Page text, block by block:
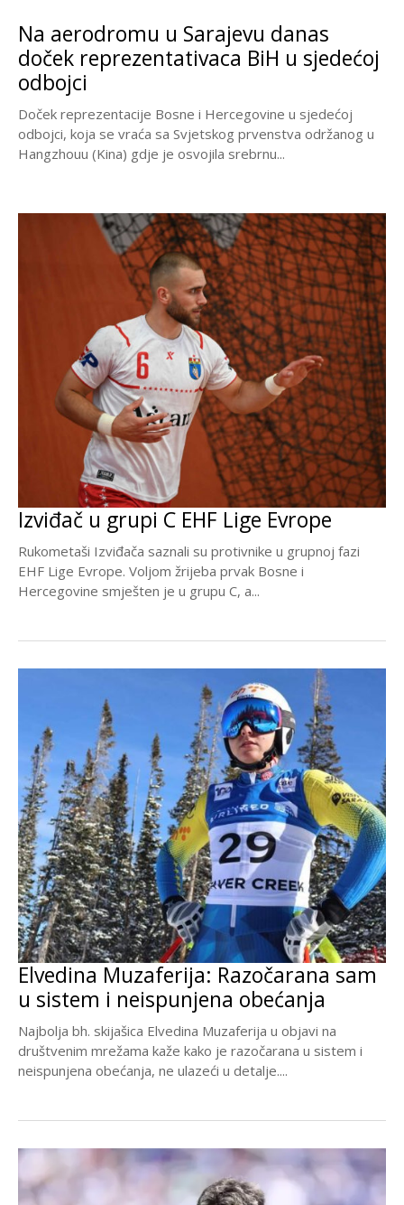
Na aerodromu u Sarajevu danas
doček reprezentativaca BiH u sjedećoj
odbojci
Doček reprezentacije Bosne i Hercegovine u sjedećoj
odbojci, koja se vraća sa Svjetskog prvenstva održanog u
Hangzhouu (Kina) gdje je osvojila srebrnu...
Izviđač u grupi C EHF Lige Evrope
Rukometaši Izviđača saznali su protivnike u grupnoj fazi
EHF Lige Evrope. Voljom žrijeba prvak Bosne i
Hercegovine smješten je u grupu C, a...
Elvedina Muzaferija: Razočarana sam
u sistem i neispunjena obećanja
Najbolja bh. skijašica Elvedina Muzaferija u objavi na
društvenim mrežama kaže kako je razočarana u sistem i
neispunjena obećanja, ne ulazeći u detalje....